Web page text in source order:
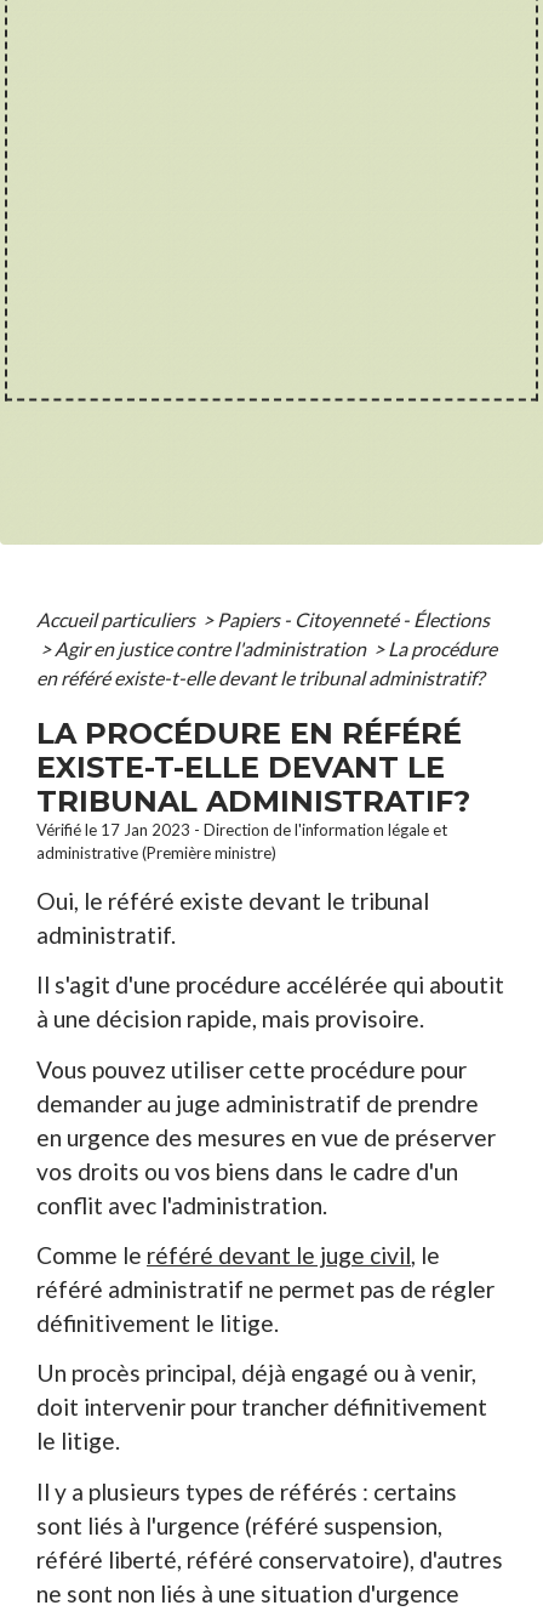
Accueil particuliers > Papiers - Citoyenneté - Élections
> Agir en justice contre l'administration > La procédure
en référé existe-t-elle devant le tribunal administratif?
LA PROCÉDURE EN RÉFÉRÉ
EXISTE-T-ELLE DEVANT LE
TRIBUNAL ADMINISTRATIF?
Vérifié le 17 Jan 2023 - Direction de l'information légale et
administrative (Première ministre)
Oui, le référé existe devant le tribunal
administratif.
Il s'agit d'une procédure accélérée qui aboutit
à une décision rapide, mais provisoire.
Vous pouvez utiliser cette procédure pour
demander au juge administratif de prendre
en urgence des mesures en vue de préserver
vos droits ou vos biens dans le cadre d'un
conflit avec l'administration.
Comme le référé devant le juge civil, le
référé administratif ne permet pas de régler
définitivement le litige.
Un procès principal, déjà engagé ou à venir,
doit intervenir pour trancher définitivement
le litige.
Il y a plusieurs types de référés : certains
sont liés à l'urgence (référé suspension,
référé liberté, référé conservatoire), d'autres
ne sont non liés à une situation d'urgence